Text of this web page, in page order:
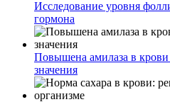
Исследование уровня
гормона
Повышена амилаза в
значения